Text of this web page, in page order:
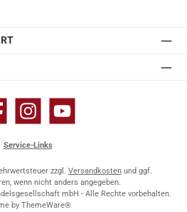
Instagram YouTube
Service-Links
zzgl. Versandkostenund ggf.
wenn nicht anders angegeben.
mbH - Alle Rechte vorbehalten.
by ThemeWare®